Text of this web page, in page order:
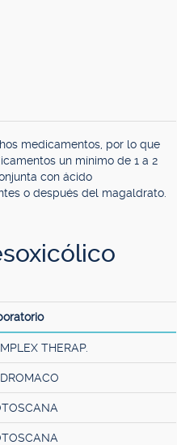
medicamentos, por lo que
un mínimo de 1 a 2
con ácido
o después del magaldrato.
THERAP.